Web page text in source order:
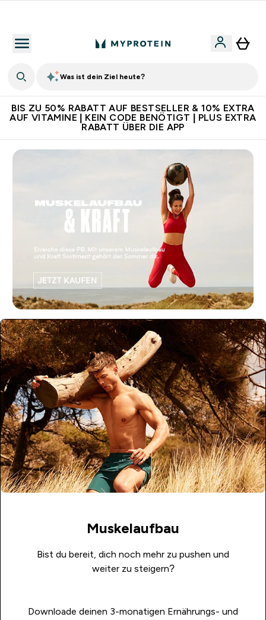
Was ist dein Ziel heute?
BIS ZU 50% RABATT AUF BESTSELLER & 10% EXTRA
AUF VITAMINE | KEIN CODE BENÖTIGT | PLUS EXTRA
RABATT ÜBER DIE APP
Muskelaufbau
Bist du bereit, dich noch mehr zu pushen und
weiter zu steigern?
Downloade deinen 3-monatigen Ernährungs- und